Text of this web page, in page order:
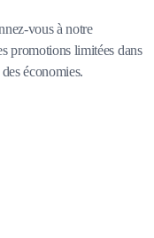
vous à notre
promotions limitées dans
économies.